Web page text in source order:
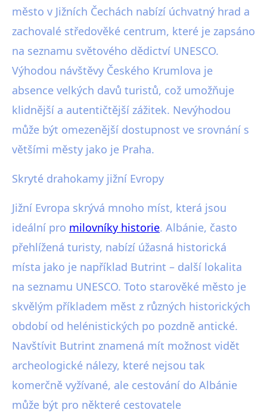
město v Jižních Čechách nabízí úchvatný hrad a
zachovalé středověké centrum, které je zapsáno
na seznamu světového dědictví UNESCO.
Výhodou návštěvy Českého Krumlova je
absence velkých davů turistů, což umožňuje
klidnější a autentičtější zážitek. Nevýhodou
může být omezenější dostupnost ve srovnání s
většími městy jako je Praha.
Skryté drahokamy jižní Evropy
Jižní Evropa skrývá mnoho míst, která jsou
ideální pro milovníky historie. Albánie, často
přehlížená turisty, nabízí úžasná historická
místa jako je například Butrint – další lokalita
na seznamu UNESCO. Toto starověké město je
skvělým příkladem měst z různých historických
období od helénistických po pozdně antické.
Navštívit Butrint znamená mít možnost vidět
archeologické nálezy, které nejsou tak
komerčně vyžívané, ale cestování do Albánie
může být pro některé cestovatele